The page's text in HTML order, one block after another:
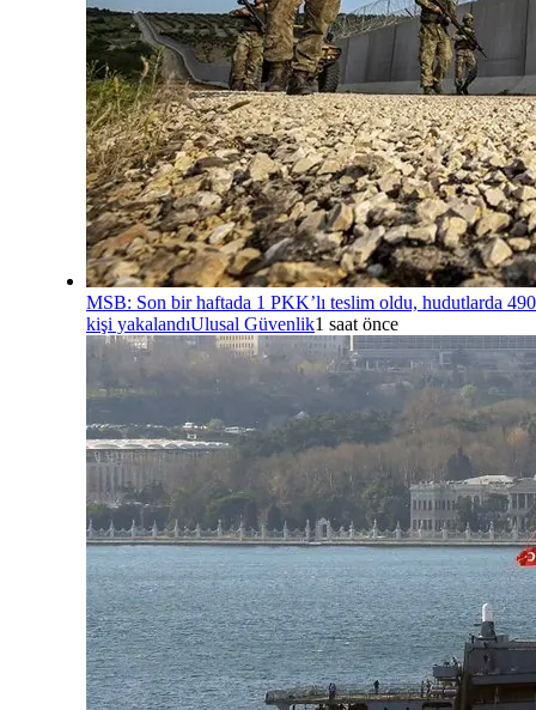
MSB: Son bir haftada 1 PKK’lı teslim oldu, hudutlarda 490
kişi yakalandıUlusal Güvenlik1 saat önce